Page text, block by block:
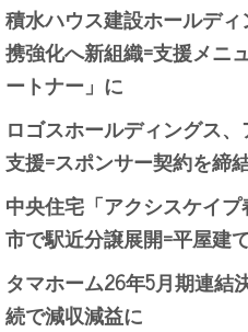
積水ハウス建設ホールデ
携強化へ新組織=支援メニ
ートナー」に
ロゴスホールディングス
支援=スポンサー契約を締
中央住宅「アクシスケイ
市で駅近分譲展開=平屋建
タマホーム26年5月期連結
続で減収減益に